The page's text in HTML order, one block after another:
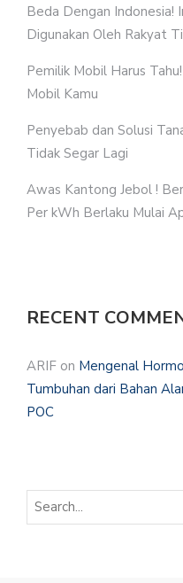
Beda Dengan Indonesia!
Digunakan Oleh Rakyat
Pemilik Mobil Harus
Mobil Kamu
Penyebab dan Solusi
Tidak Segar Lagi
Awas Kantong Jebol !
Per kWh Berlaku Mulai
RECENT
ARIF on Mengenal
Tumbuhan dari Bahan
POC